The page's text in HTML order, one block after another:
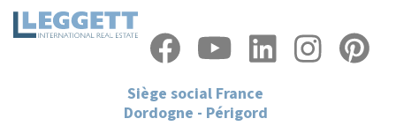
Siège social France
Dordogne - Périgord